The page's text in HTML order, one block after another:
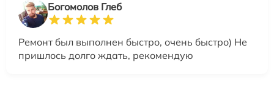
Богомолов Глеб
Ремонт был выполнен быстро, очень быстро) Не
пришлось долго ждать, рекомендую